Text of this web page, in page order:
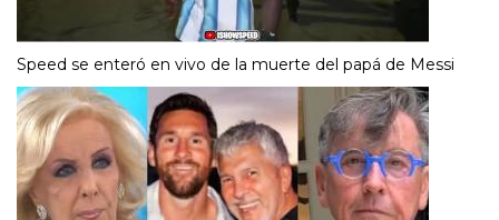
Speed se enteró en vivo de la muerte del papá de Messi